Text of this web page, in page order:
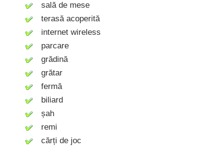
sală de mese
terasă acoperită
internet wireless
parcare
grădină
grătar
fermă
biliard
șah
remi
cărți de joc